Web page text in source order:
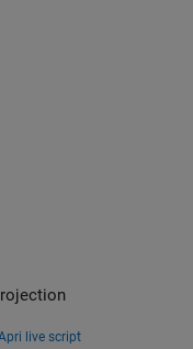
live script